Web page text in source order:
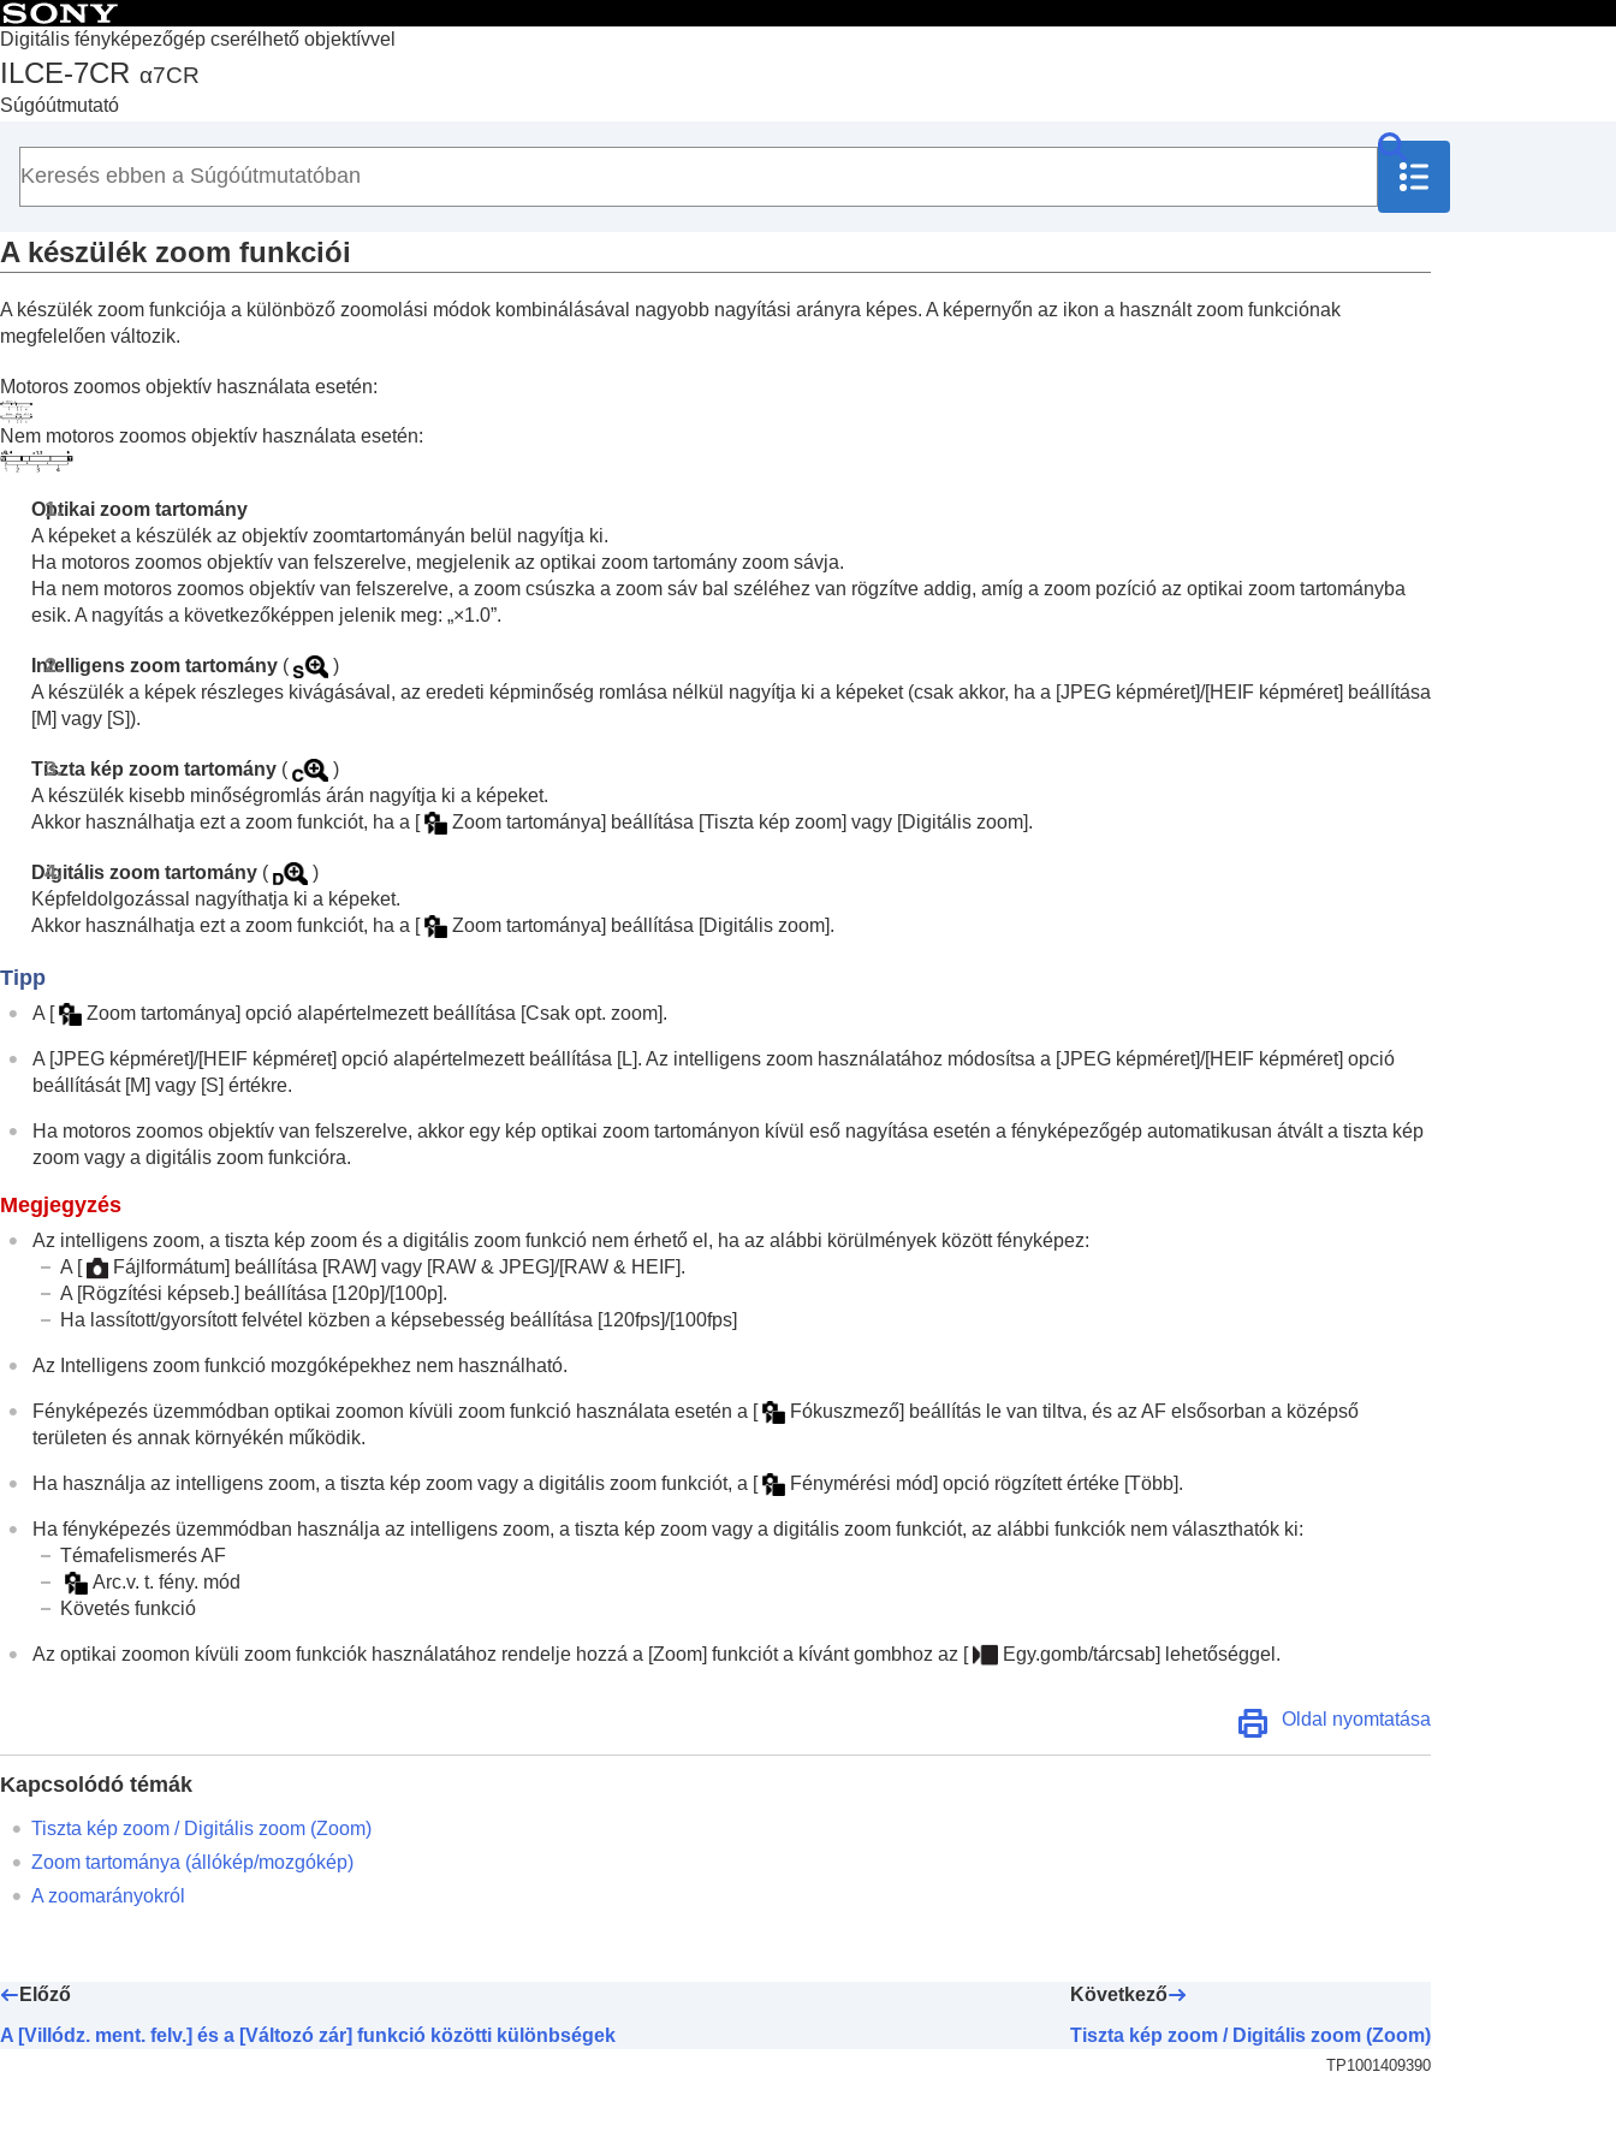
Digitális fényképezőgép cserélhető objektívvel
ILCE-7CR α7CR
Súgóútmutató
Lap teteje
A „Súgóútmutató” használata
A fényképezőgép használatával kapcsolatos megjegyzések
A fényképezőgép és a mellékelt tartozékok ellenőrzése
Alapvető műveletek
Funkciók keresése a MENU-ben
A fényképezési funkciók használata
A fejezet tartalma
Kényelmes funkciók szelfivideók és vlogok készítéséhez
Témafelismerő AF
A fókuszállítási funkciók használata
Az expozíciós/fénymérési üzemmódok beállítása
Az ISO-érzékenység kiválasztása
Log felvétel beállítások
Effektusok adása a képekhez
Önkioldó(mozgókép)
Időköz felv. funk.
Fényképezés nagy felbontással
A képminőség és a felvételi formátum beállítása
Az érintéses funkciók használata
A zár beállításai
A készülék zoom funkciói
Zoom tartománya(állókép/mozgókép)
Egy. gomb z.seb.
Távoli zoomseb.(állókép/mozgókép)
A zoomarányokról
A vaku használata
Az elmosódás csökkentése
Objektívkompenz.(állókép/mozgókép)
Zajcsökkentés
A képernyő kijelzésének beállítása felvétel közben
Mozgóképek hangjának felvétele
Állóképek létrehozása mozgóképfelvétel közben
Kép és hang élő közvetítése
A fényképezőgép testreszabása
Megtekintés
A fényképezőgép-beállítások módosítása
Számítógép használata
Ha problémába ütközik
A készülék zoom funkciói
A készülék zoom funkciója a különböző zoomolási módok kombinálásával nagyobb nagyítási arányra képes. A képernyőn az ikon a használt zoom funkciónak
megfelelően változik.
Motoros zoomos objektív használata esetén:
Nem motoros zoomos objektív használata esetén:
Optikai zoom tartomány
A képeket a készülék az objektív zoomtartományán belül nagyítja ki.
Ha motoros zoomos objektív van felszerelve, megjelenik az optikai zoom tartomány zoom sávja.
Ha nem motoros zoomos objektív van felszerelve, a zoom csúszka a zoom sáv bal széléhez van rögzítve addig, amíg a zoom pozíció az optikai zoom tartományba
esik. A nagyítás a következőképpen jelenik meg: „×1.0”.
Intelligens zoom tartomány (
)
A készülék a képek részleges kivágásával, az eredeti képminőség romlása nélkül nagyítja ki a képeket (csak akkor, ha a [JPEG képméret]/[HEIF képméret] beállítása
[M] vagy [S]).
Tiszta kép zoom tartomány (
)
A készülék kisebb minőségromlás árán nagyítja ki a képeket.
Akkor használhatja ezt a zoom funkciót, ha a [ Zoom tartománya] beállítása [Tiszta kép zoom] vagy [Digitális zoom].
Digitális zoom tartomány (
)
Képfeldolgozással nagyíthatja ki a képeket.
Akkor használhatja ezt a zoom funkciót, ha a [ Zoom tartománya] beállítása [Digitális zoom].
Tipp
A [ Zoom tartománya] opció alapértelmezett beállítása [Csak opt. zoom].
A [JPEG képméret]/[HEIF képméret] opció alapértelmezett beállítása [L]. Az intelligens zoom használatához módosítsa a [JPEG képméret]/[HEIF képméret] opció
beállítását [M] vagy [S] értékre.
Ha motoros zoomos objektív van felszerelve, akkor egy kép optikai zoom tartományon kívül eső nagyítása esetén a fényképezőgép automatikusan átvált a tiszta kép
zoom vagy a digitális zoom funkcióra.
Megjegyzés
Az intelligens zoom, a tiszta kép zoom és a digitális zoom funkció nem érhető el, ha az alábbi körülmények között fényképez:
A [ Fájlformátum] beállítása [RAW] vagy [RAW & JPEG]/[RAW & HEIF].
A [Rögzítési képseb.] beállítása [120p]/[100p].
Ha lassított/gyorsított felvétel közben a képsebesség beállítása [120fps]/[100fps]
Az Intelligens zoom funkció mozgóképekhez nem használható.
Fényképezés üzemmódban optikai zoomon kívüli zoom funkció használata esetén a [ Fókuszmező] beállítás le van tiltva, és az AF elsősorban a középső
területen és annak környékén működik.
Ha használja az intelligens zoom, a tiszta kép zoom vagy a digitális zoom funkciót, a [ Fénymérési mód] opció rögzített értéke [Több].
Ha fényképezés üzemmódban használja az intelligens zoom, a tiszta kép zoom vagy a digitális zoom funkciót, az alábbi funkciók nem választhatók ki:
Témafelismerés AF
Arc.v. t. fény. mód
Követés funkció
Az optikai zoomon kívüli zoom funkciók használatához rendelje hozzá a [Zoom] funkciót a kívánt gombhoz az [ Egy.gomb/tárcsab] lehetőséggel.
Oldal nyomtatása
Kapcsolódó témák
Tiszta kép zoom / Digitális zoom (Zoom)
Zoom tartománya (állókép/mozgókép)
A zoomarányokról
Előző
A [Villódz. ment. felv.] és a [Változó zár] funkció közötti különbségek
Következő
Tiszta kép zoom / Digitális zoom (Zoom)
TP1001409390